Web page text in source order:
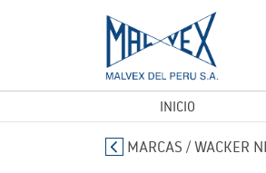
INICIO
MARCAS /WACKER